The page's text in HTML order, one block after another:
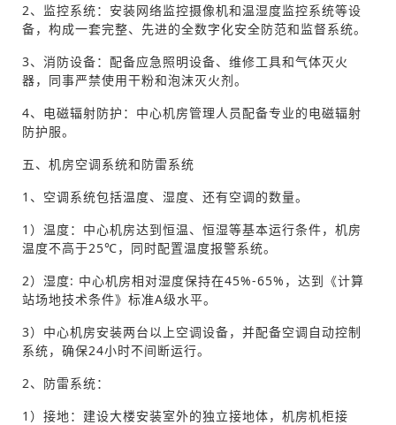
2、监控系统：安装网络监控摄像机和温湿度监控系统等设
备，构成一套完整、先进的全数字化安全防范和监督系统。
3、消防设备：配备应急照明设备、维修工具和气体灭火
器，同事严禁使用干粉和泡沫灭火剂。
4、电磁辐射防护：中心机房管理人员配备专业的电磁辐射
防护服。
五、机房空调系统和防雷系统
1、空调系统包括温度、湿度、还有空调的数量。
1）温度：中心机房达到恒温、恒湿等基本运行条件，机房
温度不高于25℃，同时配置温度报警系统。
2）湿度: 中心机房相对湿度保持在45%-65%，达到《计算
站场地技术条件》标准A级水平。
3）中心机房安装两台以上空调设备，并配备空调自动控制
系统，确保24小时不间断运行。
2、防雷系统：
1）接地：建设大楼安装室外的独立接地体，机房机柜接